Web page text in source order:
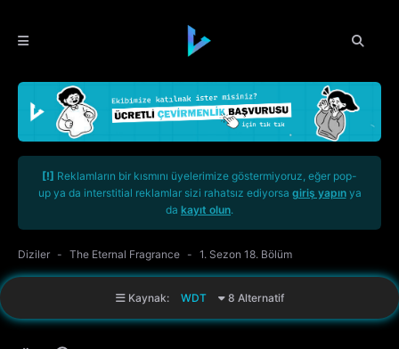
[!] Reklamların bir kısmını üyelerimize göstermiyoruz, eğer pop-
up ya da interstitial reklamlar sizi rahatsız ediyorsa giriş yapınya
da kayıt olun.
Diziler The Eternal Fragrance 1. Sezon 18. Bölüm
Kaynak: WDT 8 Alternatif